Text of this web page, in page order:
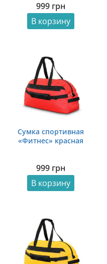
999 грн
В корзину
Сумка спортивная
«Фитнес» красная
999 грн
В корзину